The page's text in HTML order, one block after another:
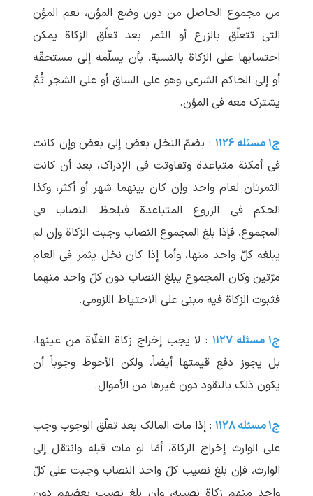
من مجموع الحاصل من دون وضع المؤن، نعم المؤن
التی تتعلّق بالزرع أو الثمر بعد تعلّق الزکاة یمکن
احتسابها علی الزکاة بالنسبة، بأن یسلّمه إلی مستحقّه
أو إلی الحاکم الشرعی وهو علی الساق أو علی الشجر ثُمَّ
یشترک معه فی المؤن.
ج۱ مسئله ۱۱۲۶
: یضمّ النخل بعض إلی بعض وإن کانت
فی أمکنة متباعدة وتفاوتت فی الإدراک، بعد أن کانت
الثمرتان لعام واحد وإن کان بینهما شهر أو أکثر، وکذا
الحکم فی الزروع المتباعدة فیلحظ النصاب فی
المجموع، فإذا بلغ المجموع النصاب وجبت الزکاة وإن لم
‏یبلغه کلّ واحد منها، وأما إذا کان نخل یثمر فی العام
مرّتین وکان المجموع یبلغ النصاب دون کلّ واحد منهما
فثبوت الزکاة فیه مبنی علی الاحتیاط اللزومی.
ج۱ مسئله ۱۱۲۷
: لا یجب إخراج زکاة الغلّاة من عینها،
بل یجوز دفع قیمتها أیضاً، ولکن الأحوط وجوباً أن
یکون ذلک بالنقود دون غیرها من الأموال.
ج۱ مسئله ۱۱۲۸
: إذا مات المالک بعد تعلّق الوجوب وجب
علی الوارث إخراج الزکاة، أمّا لو مات قبله وانتقل إلی
الوارث، فإن بلغ نصیب کلّ واحد النصاب وجبت علی کلّ